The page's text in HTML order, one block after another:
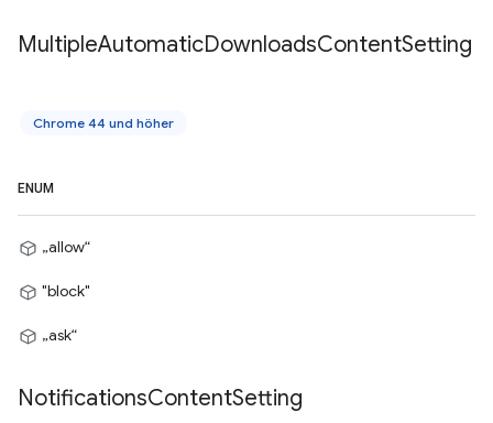
MultipleAutomaticDownloadsContentSetting
Chrome 44 und höher
ENUM
„allow“
"block"
„ask“
NotificationsContentSetting